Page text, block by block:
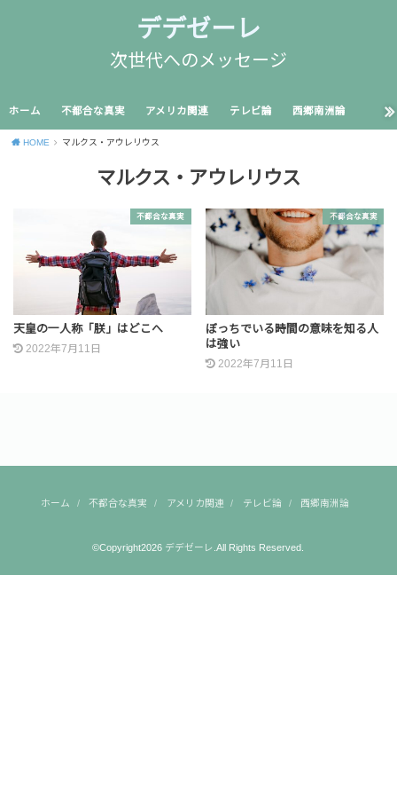
デデゼーレ
次世代へのメッセージ
ホーム 不都合な真実 アメリカ関連 テレビ論 西郷南洲論
HOME マルクス・アウレリウス
マルクス・アウレリウス
不都合な真実
天皇の一人称「朕」はどこへ
2022年7月11日
不都合な真実
ぼっちでいる時間の意味を知る人
は強い
2022年7月11日
ホーム 不都合な真実 アメリカ関連 テレビ論 西郷南洲論
©Copyright2026 デデゼーレ .All Rights Reserved.